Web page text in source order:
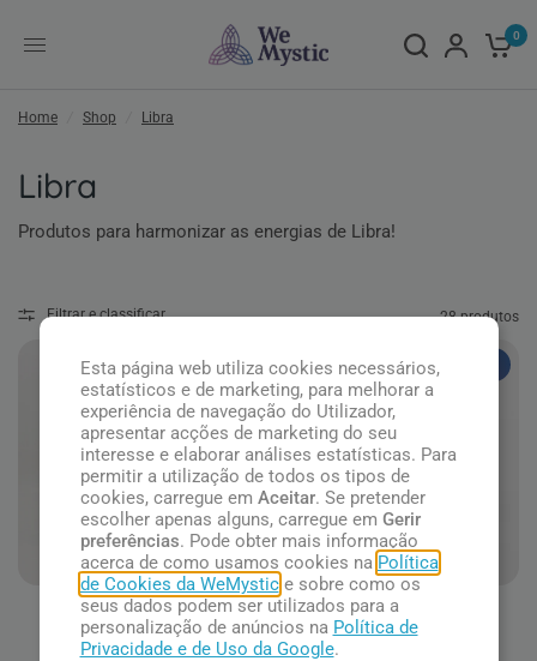
0
Home Shop Libra
Libra
Produtos para harmonizar as energias de Libra!
Filtrar e classificar 28 produtos
Kit Signo Libra
R$ 104,90
Pirita
R$ 24,90
Esta página web utiliza cookies necessários,
estatísticos e de marketing, para melhorar a
experiência de navegação do Utilizador,
apresentar acções de marketing do seu
interesse e elaborar análises estatísticas. Para
permitir a utilização de todos os tipos de
cookies, carregue em Aceitar. Se pretender
escolher apenas alguns, carregue em Gerir
preferências. Pode obter mais informação
acerca de como usamos cookies na Política
de Cookies da WeMystice sobre como os
seus dados podem ser utilizados para a
personalização de anúncios na Política de
Privacidade e de Uso da Google.